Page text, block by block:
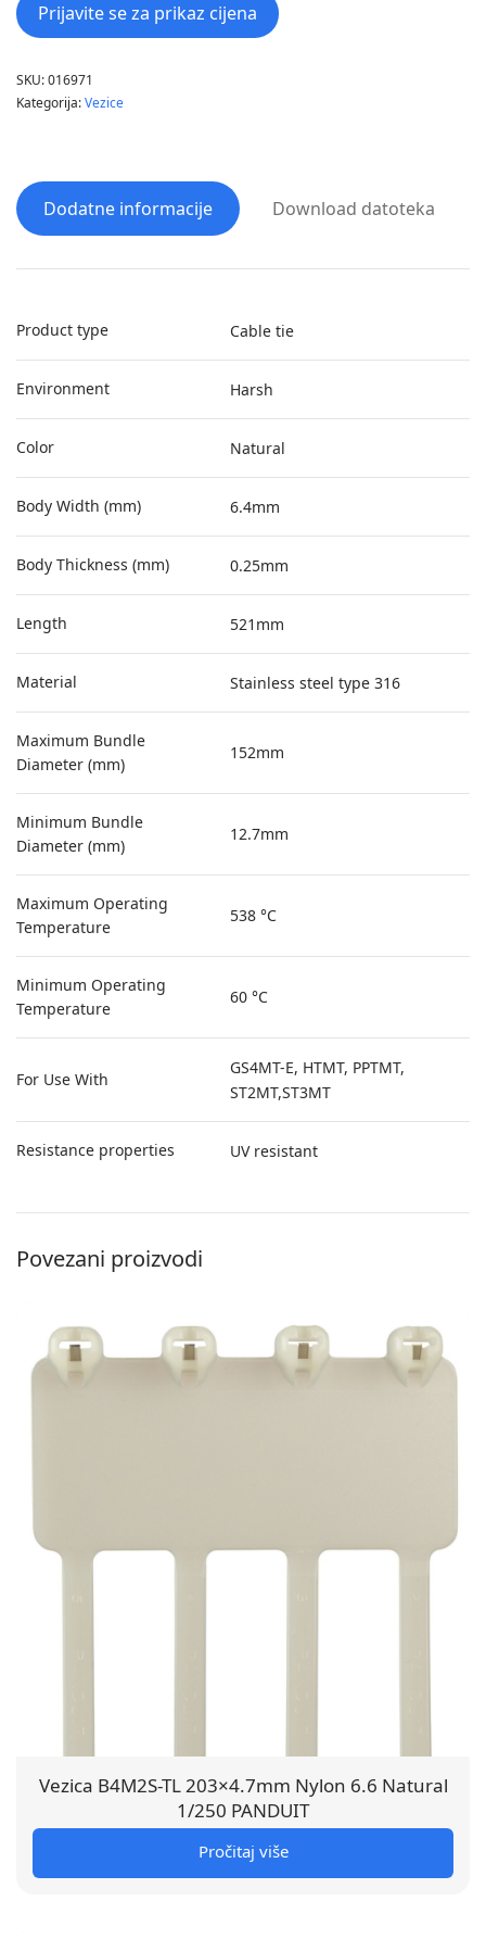
Prijavite se za prikaz cijena
SKU:016971
Kategorija:Vezice
Dodatne informacije Download datoteka
Product type Cable tie
Environment Harsh
Color Natural
Body Width (mm) 6.4mm
Body Thickness (mm) 0.25mm
Length 521mm
Material Stainless steel type 316
Maximum Bundle
Diameter (mm)
152mm
Minimum Bundle
Diameter (mm)
12.7mm
Maximum Operating
Temperature
538 °C
Minimum Operating
Temperature
60 °C
For Use With
GS4MT-E, HTMT, PPTMT,
ST2MT,ST3MT
Resistance properties UV resistant
Povezani proizvodi
Vezica B4M2S-TL 203×4.7mm Nylon 6.6 Natural
1/250 PANDUIT
Pročitaj više